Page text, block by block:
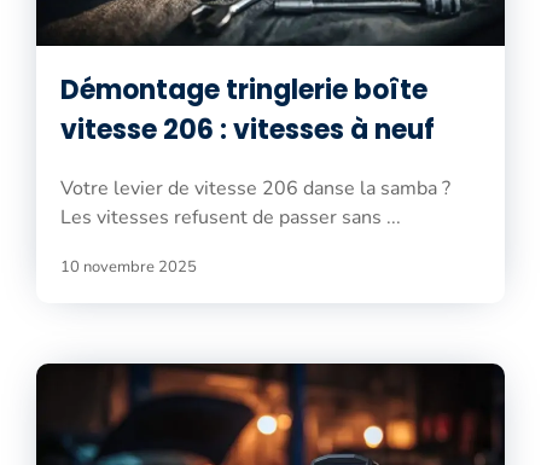
Démontage tringlerie boîte
vitesse 206 : vitesses à neuf
Votre levier de vitesse 206 danse la samba ?
Les vitesses refusent de passer sans ...
10 novembre 2025